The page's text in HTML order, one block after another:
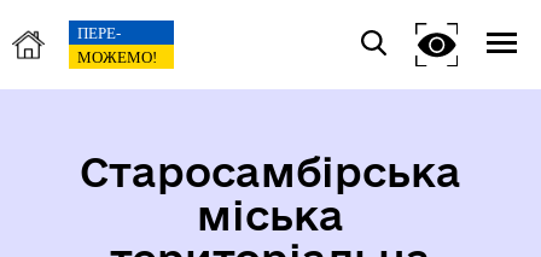
Старосамбірська
міська